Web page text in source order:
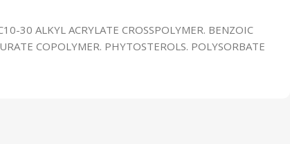
30 ALKYL ACRYLATE CROSSPOLYMER. BENZOIC
COPOLYMER. PHYTOSTEROLS. POLYSORBATE